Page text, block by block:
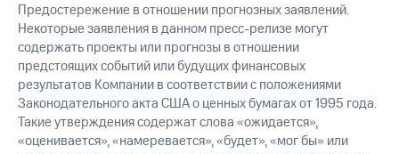
Предостережение в отношении прогнозных заявлений.
Некоторые заявления в данном пресс-релизе могут
содержать проекты или прогнозы в отношении
предстоящих событий или будущих финансовых
результатов Компании в соответствии с положениями
Законодательного акта США о ценных бумагах от 1995 года.
Такие утверждения содержат слова «ожидается»,
«оценивается», «намеревается», «будет», «мог бы» или